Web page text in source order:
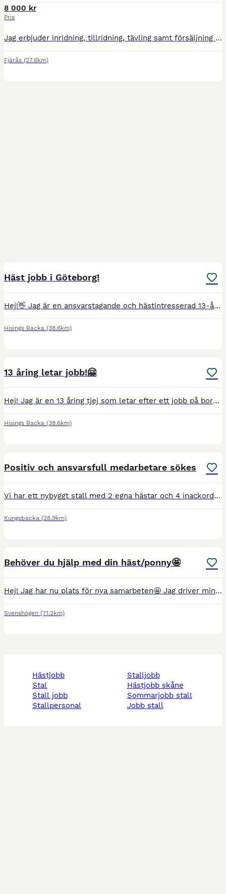
8 000 kr
Pris
Jag erbjuder inridning, tillridning, tävling samt försäljning av din ponny/häst. För mig är det viktigt att det blir bra och att kunden känner sig nöjd med sammarbetet. För mer info kontakta här alt
Fjärås (27.6km)
Häst jobb i Göteborg!
Hej!👋 Jag är en ansvarstagande och hästintresserad 13-åring i Göteborg som söker jobb i stall för att samla pengar till en egen häst. Jag kan hjälpa till med: * Ridning 🏇🏻 * Mockning 💩 * Fodra
Hisings Backa (38.6km)
13 åring letar jobb!🤗
Hej! Jag är en 13 åring tjej som letar efter ett jobb på borndgård/stall i eller precis utanför Göteborg. Eftersom hästar pch djur är det är det bästa jag vet. Och jag samlar till att köpa en egen häs
Hisings Backa (38.6km)
Positiv och ansvarsfull medarbetare sökes
Vi har ett nybyggt stall med 2 egna hästar och 4 inackorderingar som vi önskar hjälp med på en toppmodern hästgård i Kungsbacka och vi söker en kunnig, positiv och pålitlig hästskötare. Eget boende oc
Kungsbacka (28.9km)
Behöver du hjälp med din häst/ponny🤩
Hej! Jag har nu plats för nya samarbeten🤩 Jag driver min verksamhet tillsammans med mina föräldrar och är en målmedveten ryttare där hästen alltid sätts i fokus och varje häst har sitt individuella
Svenshögen (71.2km)
hästjobb
stal
stall jobb
stallpersonal
stalljobb
hästjobb skåne
sommarjobb stall
jobb stall